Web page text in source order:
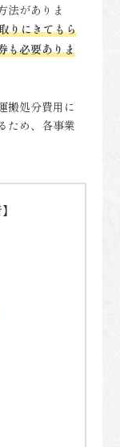
法がありま
りにきてもら
も必要ありま
搬処分費用に
ため、各事業